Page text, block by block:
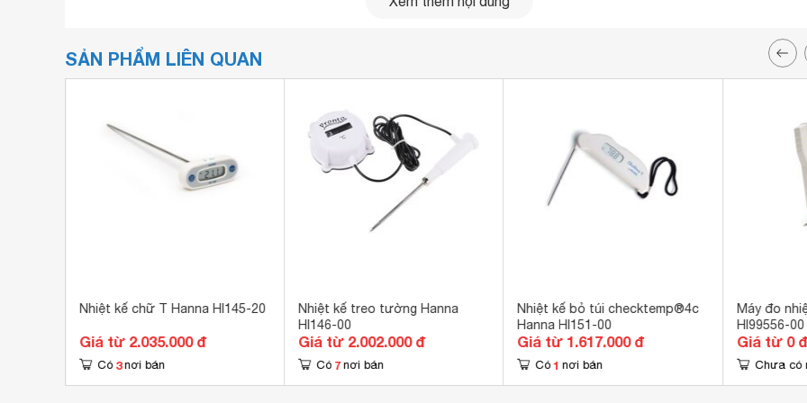
Khi mở máy, nhiệt kế nhà
HI145-00 sẽ thực hiện tự kiểm tra về tình trạng hiệu chuẩn và hiển thị trên màn hình
SẢN PHẨM LIÊN QUAN
Nhiệt kế chữ T Hanna HI145-20
Giá từ 2.035.000 đ
Có 3 nơi bán
Nhiệt kế treo tường Hanna
HI146-00
Giá từ 2.002.000 đ
Có 7 nơi bán
Nhiệt kế bỏ túi checktemp®4c
Hanna HI151-00
Giá từ 1.617.000 đ
Có 1 nơi bán
Máy đo
HI99556-00
Giá từ 0
Chưa có